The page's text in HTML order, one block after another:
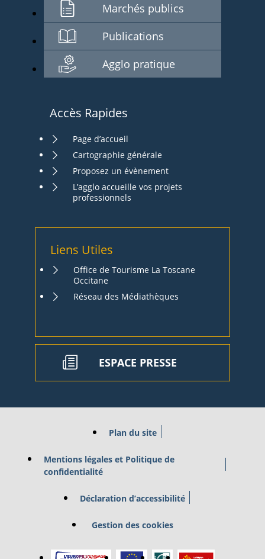
Marchés publics
Publications
Agglo pratique
Accès Rapides
Page d’accueil
Cartographie générale
Proposez un évènement
L’agglo accueille vos projets
professionnels
Liens Utiles
Office de Tourisme La Toscane
Occitane
Réseau des Médiathèques
ESPACE PRESSE
Plan du site
Mentions légales et Politique de
confidentialité
Déclaration d’accessibilité
Gestion des cookies